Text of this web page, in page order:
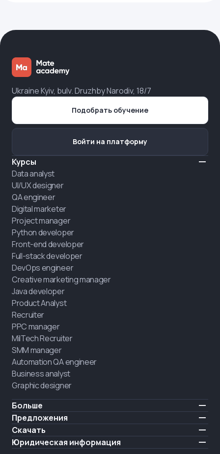
Ukraine Kyiv, bulv. Druzhby Narodiv, 18/7
Курсы
Data analyst
UI/UX designer
QA engineer
Digital marketer
Project manager
Python developer
Front-end developer
Full-stack developer
DevOps engineer
Creative marketing manager
Java developer
Product Analyst
Recruiter
PPC manager
MilTech Recruiter
SMM manager
Automation QA engineer
Business analyst
Graphic designer
Больше
Цены
Отзывы
О нас
Предложения
IT для ветеранов
Нанять выпускника
Скачать
iOS
Юридическая информация
Подобрать обучение
Войти на платформу